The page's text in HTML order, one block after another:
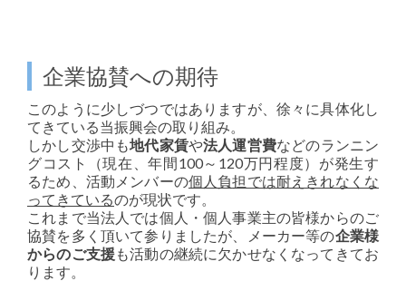
企業協賛への期待
このように少しづつではありますが、徐々に具体化し
てきている当振興会の取り組み。
しかし交渉中も地代家賃や法人運営費などのランニン
グコスト（現在、年間100～120万円程度）が発生す
るため、活動メンバーの個人負担では耐えきれなくな
ってきているのが現状です。
これまで当法人では個人・個人事業主の皆様からのご
協賛を多く頂いて参りましたが、メーカー等の企業様
からのご支援も活動の継続に欠かせなくなってきてお
ります。